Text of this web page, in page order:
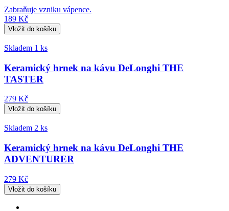
Zabraňuje vzniku vápence.
189 Kč
Skladem 1 ks
Keramický hrnek na kávu DeLonghi THE
TASTER
279 Kč
Skladem 2 ks
Keramický hrnek na kávu DeLonghi THE
ADVENTURER
279 Kč